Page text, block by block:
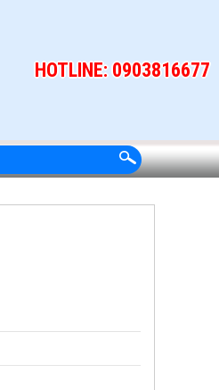
HOTLINE: 0903816677